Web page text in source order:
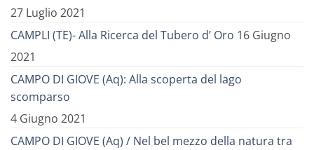
27 Luglio 2021
CAMPLI (TE)- Alla Ricerca del Tubero d’ Oro 16 Giugno
2021
CAMPO DI GIOVE (Aq): Alla scoperta del lago
scomparso
4 Giugno 2021
CAMPO DI GIOVE (Aq) / Nel bel mezzo della natura tra